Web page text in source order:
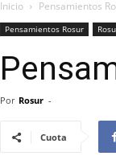
Inicio Pensamientos
Pensamientos Rosur
Por Rosur -
Cuota